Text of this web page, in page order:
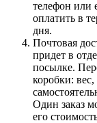
телефон или
оплатить в
дня.
Почтовая
придет в
посылке.
коробки:
Один заказ
его